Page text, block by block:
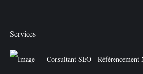
Services
Consultant SEO - Référencement